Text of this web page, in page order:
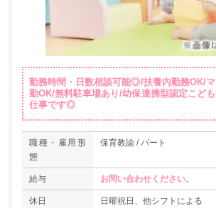
勤務時間・日数相談可能◎/扶養内勤務OK/
勤OK/無料駐車場あり/幼保連携型認定こど
仕事です◎
職種・雇用形
態
保育教諭 / パート
給与 お問い合わせください。
休日 日曜祝日、他シフトによる